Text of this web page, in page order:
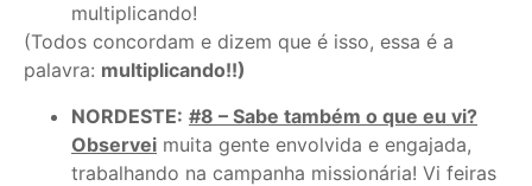
multiplicando!
(Todos concordam e dizem que é isso, essa é a
palavra: multiplicando!!)
NORDESTE: #8 – Sabe também o que eu vi?
Observei muita gente envolvida e engajada,
trabalhando na campanha missionária! Vi feiras